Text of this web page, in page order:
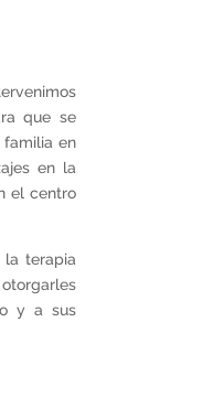
que se
familia en
en la
el centro
la terapia
y a sus